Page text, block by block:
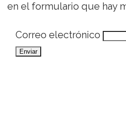
en el formulario que hay
Correo electrónico